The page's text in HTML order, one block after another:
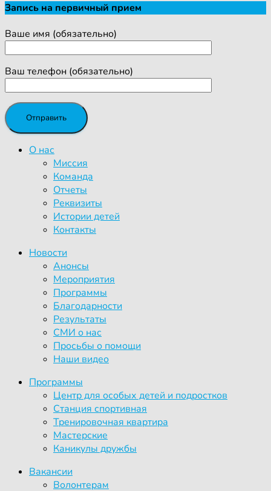
Запись на первичный прием
Ваше имя (обязательно)
Ваш телефон (обязательно)
О нас
Миссия
Команда
Отчеты
Реквизиты
Истории детей
Контакты
Новости
Анонсы
Мероприятия
Программы
Благодарности
Результаты
СМИ о нас
Просьбы о помощи
Наши видео
Программы
Центр для особых детей и подростков
Станция спортивная
Тренировочная квартира
Мастерские
Каникулы дружбы
Вакансии
Волонтерам